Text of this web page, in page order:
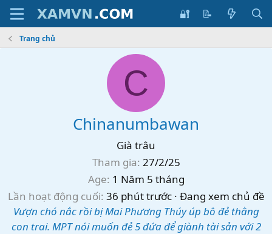
🔐 📝
Trang chủ
C
Chinanumbawan
Già trâu
Tham gia 27/2/25
Age 1 Năm 5 tháng
Lần hoạt động cuối 36 phút trước · Đang xem chủ đề
Vượn chó nắc rồi bị Mai Phương Thúy úp bô đẻ thằng
con trai. MPT nói muốn đẻ 5 đứa để giành tài sản với 2